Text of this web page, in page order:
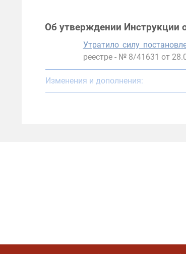
Об утверждении Инструкции
Утратило силу
реестре - № 8/41631 от
Изменения и дополнения: